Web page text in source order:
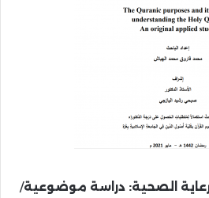
الصحية: دراسة موضوعية/